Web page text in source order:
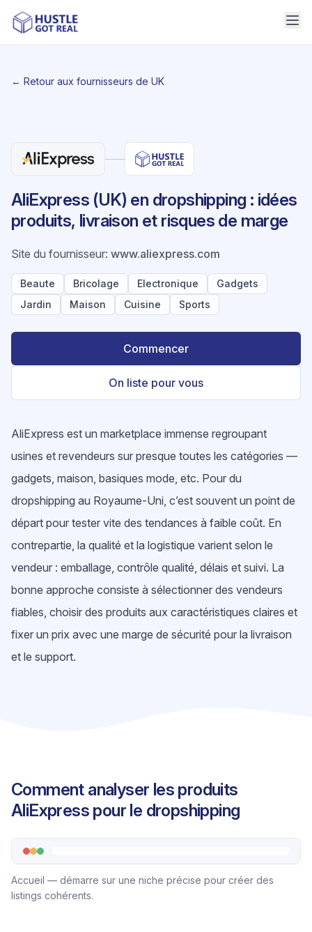
← Retour aux fournisseurs de UK
AliExpress (UK) en dropshipping : idées
produits, livraison et risques de marge
Site du fournisseur: www.aliexpress.com
Beaute Bricolage Electronique
Gadgets
Jardin
Maison Cuisine Sports
Commencer
On liste pour vous
AliExpress est un marketplace immense regroupant
usines et revendeurs sur presque toutes les catégories —
gadgets, maison, basiques mode, etc. Pour du
dropshipping au Royaume-Uni, c’est souvent un point de
départ pour tester vite des tendances à faible coût. En
contrepartie, la qualité et la logistique varient selon le
vendeur : emballage, contrôle qualité, délais et suivi. La
bonne approche consiste à sélectionner des vendeurs
fiables, choisir des produits aux caractéristiques claires et
fixer un prix avec une marge de sécurité pour la livraison
et le support.
Comment analyser les produits
AliExpress pour le dropshipping
Accueil — démarre sur une niche précise pour créer des
listings cohérents.